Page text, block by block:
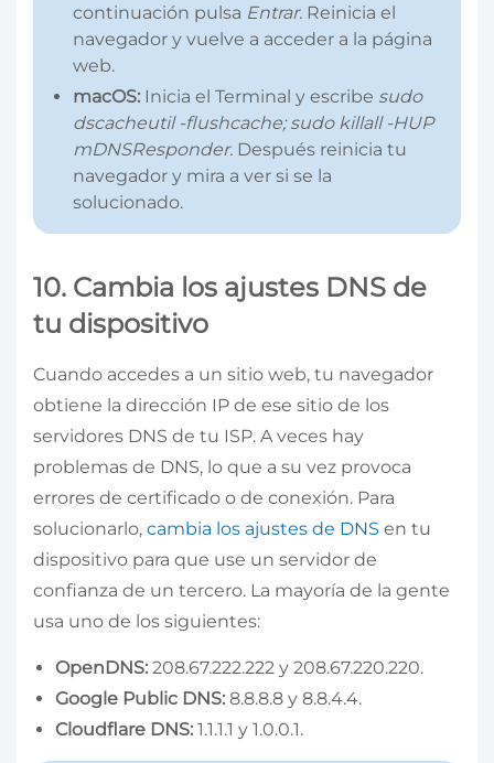
continuación pulsa Entrar. Reinicia el
navegador y vuelve a acceder a la página
web.
macOS: Inicia el Terminal y escribe sudo
dscacheutil -flushcache; sudo killall -HUP
mDNSResponder. Después reinicia tu
navegador y mira a ver si se la
solucionado.
10. Cambia los ajustes DNS de
tu dispositivo
Cuando accedes a un sitio web, tu navegador
obtiene la dirección IP de ese sitio de los
servidores DNS de tu ISP. A veces hay
problemas de DNS, lo que a su vez provoca
errores de certificado o de conexión. Para
solucionarlo, cambia los ajustes de DNS en tu
dispositivo para que use un servidor de
confianza de un tercero. La mayoría de la gente
usa uno de los siguientes:
OpenDNS: 208.67.222.222 y 208.67.220.220.
Google Public DNS: 8.8.8.8 y 8.8.4.4.
Cloudflare DNS: 1.1.1.1 y 1.0.0.1.